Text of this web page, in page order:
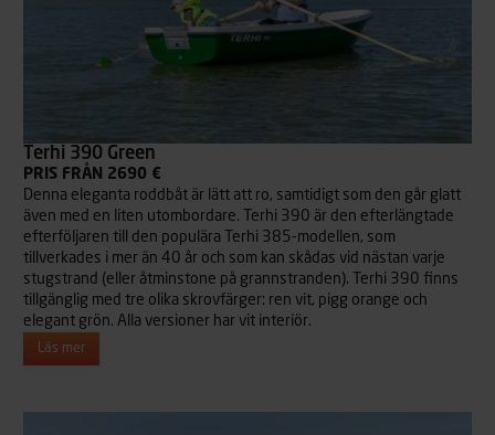
Terhi 390 Green
PRIS FRÅN 2690 €
Denna eleganta roddbåt är lätt att ro, samtidigt som den går glatt
även med en liten utombordare. Terhi 390 är den efterlängtade
efterföljaren till den populära Terhi 385-modellen, som
tillverkades i mer än 40 år och som kan skådas vid nästan varje
stugstrand (eller åtminstone på grannstranden). Terhi 390 finns
tillgänglig med tre olika skrovfärger: ren vit, pigg orange och
elegant grön. Alla versioner har vit interiör.
Läs mer